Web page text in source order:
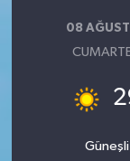
08
Güneşli